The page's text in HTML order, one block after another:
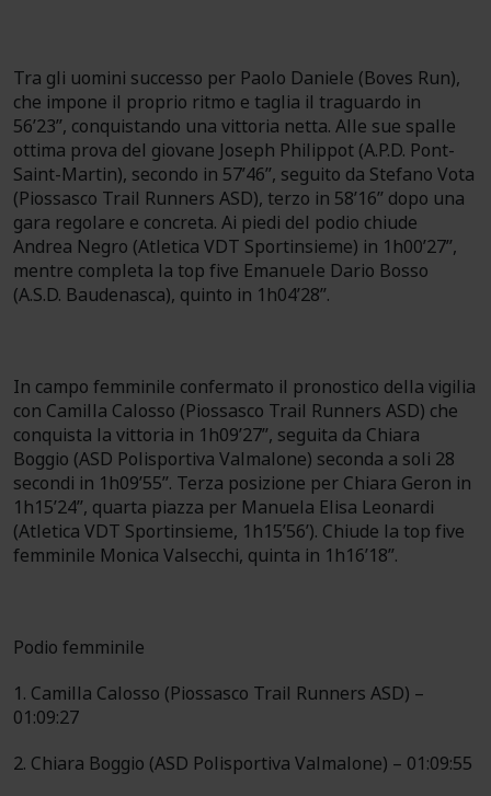
Tra gli uomini successo per Paolo Daniele (Boves Run),
che impone il proprio ritmo e taglia il traguardo in
56’23’’, conquistando una vittoria netta. Alle sue spalle
ottima prova del giovane Joseph Philippot (A.P.D. Pont-
Saint-Martin), secondo in 57’46’’, seguito da Stefano Vota
(Piossasco Trail Runners ASD), terzo in 58’16’’ dopo una
gara regolare e concreta. Ai piedi del podio chiude
Andrea Negro (Atletica VDT Sportinsieme) in 1h00’27’’,
mentre completa la top five Emanuele Dario Bosso
(A.S.D. Baudenasca), quinto in 1h04’28’’.
In campo femminile confermato il pronostico della vigilia
con Camilla Calosso (Piossasco Trail Runners ASD) che
conquista la vittoria in 1h09’27’’, seguita da Chiara
Boggio (ASD Polisportiva Valmalone) seconda a soli 28
secondi in 1h09’55’’. Terza posizione per Chiara Geron in
1h15’24’’, quarta piazza per Manuela Elisa Leonardi
(Atletica VDT Sportinsieme, 1h15’56’). Chiude la top five
femminile Monica Valsecchi, quinta in 1h16’18’’.
Podio femminile
1. Camilla Calosso (Piossasco Trail Runners ASD) –
01:09:27
2. Chiara Boggio (ASD Polisportiva Valmalone) – 01:09:55